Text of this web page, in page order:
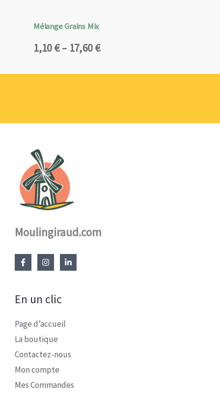
Mélange Grains Mix
1,10€– 17,60€
Plage
prix :
Moulingiraud.com
En un clic
Page d’accueil
La boutique
Contactez-nous
Mon compte
Mes Commandes